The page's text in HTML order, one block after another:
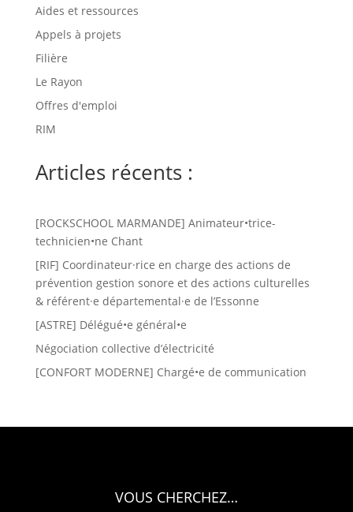
Aides et ressources
Appels à projets
Filière
Le Rayon
Offres d'emploi
RIM
Articles récents :
[ROCKSCHOOL MARMANDE] Animateur•trice-
technicien•ne Chant
[RIF] Coordinateur·rice en charge des actions de
prévention gestion sonore et des actions culturelles
& référent·e départemental·e de l’Essonne
[ASTRE] Délégué•e général•e
Négociation collective d’électricité
[CONFORT MODERNE] Chargé•e de communication
VOUS CHERCHEZ…